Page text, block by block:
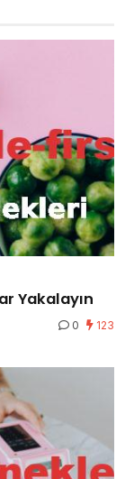
Yakalayın
0 123